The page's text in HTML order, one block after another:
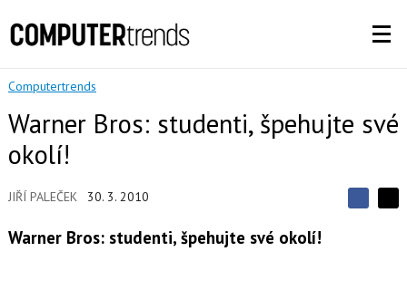
Computertrends
Warner Bros: studenti, špehujte své
okolí!
JIŘÍ PALEČEK 30. 3. 2010
SS
Warner Bros: studenti, špehujte své okolí!